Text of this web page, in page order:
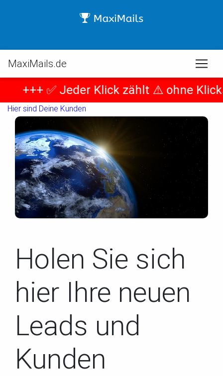
MaxiMails.de
+++✅ Jeder Klick zählt ⚠️ ohne
Hier sind Deine Kunden
Holen Sie sich
hier Ihre neuen
Leads und
Kunden